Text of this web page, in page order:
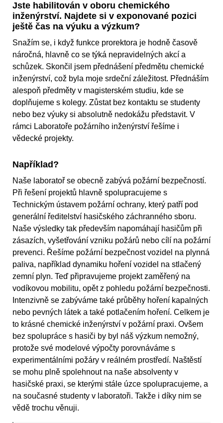
Jste habilitován v oboru chemického
inženýrství. Najdete si v exponované pozici
ještě čas na výuku a výzkum?
Snažím se, i když funkce prorektora je hodně časově
náročná, hlavně co se týká nepravidelných akcí a
schůzek. Skončil jsem přednášení předmětu chemické
inženýrství, což byla moje srdeční záležitost. Přednáším
alespoň předměty v magisterském studiu, kde se
doplňujeme s kolegy. Zůstat bez kontaktu se studenty
nebo bez výuky si absolutně nedokážu představit. V
rámci Laboratoře požárního inženýrství řešíme i
vědecké projekty.
Například?
Naše laboratoř se obecně zabývá požární bezpečností.
Při řešení projektů hlavně spolupracujeme s
Technickým ústavem požární ochrany, který patří pod
generální ředitelství hasičského záchranného sboru.
Naše výsledky tak především napomáhají hasičům při
zásazích, vyšetřování vzniku požárů nebo cílí na požární
prevenci. Řešíme požární bezpečnost vozidel na plynná
paliva, například dynamiku hoření vozidel na stlačený
zemní plyn. Teď připravujeme projekt zaměřený na
vodíkovou mobilitu, opět z pohledu požární bezpečnosti.
Intenzivně se zabýváme také průběhy hoření kapalných
nebo pevných látek a také potlačením hoření. Celkem je
to krásné chemické inženýrství v požární praxi. Ovšem
bez spolupráce s hasiči by byl náš výzkum nemožný,
protože své modelové výpočty porovnáváme s
experimentálními požáry v reálném prostředí. Naštěstí
se mohu plně spolehnout na naše absolventy v
hasičské praxi, se kterými stále úzce spolupracujeme, a
na současné studenty v laboratoři. Takže i díky nim se
vědě trochu věnuji.